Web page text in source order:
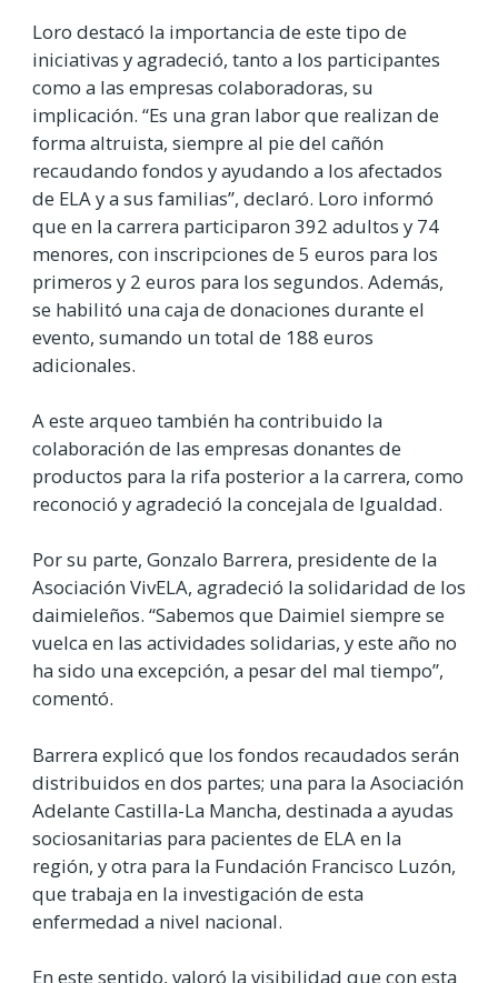
Loro destacó la importancia de este tipo de
iniciativas y agradeció, tanto a los participantes
como a las empresas colaboradoras, su
implicación. “Es una gran labor que realizan de
forma altruista, siempre al pie del cañón
recaudando fondos y ayudando a los afectados
de ELA y a sus familias”, declaró. Loro informó
que en la carrera participaron 392 adultos y 74
menores, con inscripciones de 5 euros para los
primeros y 2 euros para los segundos. Además,
se habilitó una caja de donaciones durante el
evento, sumando un total de 188 euros
adicionales.
A este arqueo también ha contribuido la
colaboración de las empresas donantes de
productos para la rifa posterior a la carrera, como
reconoció y agradeció la concejala de Igualdad.
Por su parte, Gonzalo Barrera, presidente de la
Asociación VivELA, agradeció la solidaridad de los
daimieleños. “Sabemos que Daimiel siempre se
vuelca en las actividades solidarias, y este año no
ha sido una excepción, a pesar del mal tiempo”,
comentó.
Barrera explicó que los fondos recaudados serán
distribuidos en dos partes; una para la Asociación
Adelante Castilla-La Mancha, destinada a ayudas
sociosanitarias para pacientes de ELA en la
región, y otra para la Fundación Francisco Luzón,
que trabaja en la investigación de esta
enfermedad a nivel nacional.
En este sentido, valoró la visibilidad que con esta